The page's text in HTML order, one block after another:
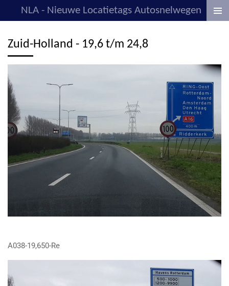
direct
de
NLA - Nieuwe Locatietags Autosnelwegen
Zuid-Holland - 19,6 t/m 24,8
A038-19,650-Re